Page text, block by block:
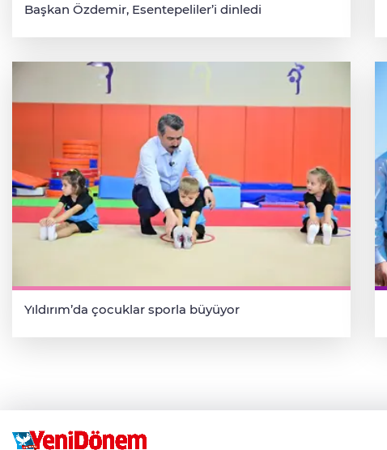
Başkan Özdemir, Esentepeliler’i dinledi
Yıldırım’da çocuklar sporla büyüyor